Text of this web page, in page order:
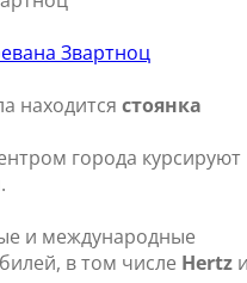
Звартноц
находится стоянка
города курсируют
.
и международные
в том числе Hertz